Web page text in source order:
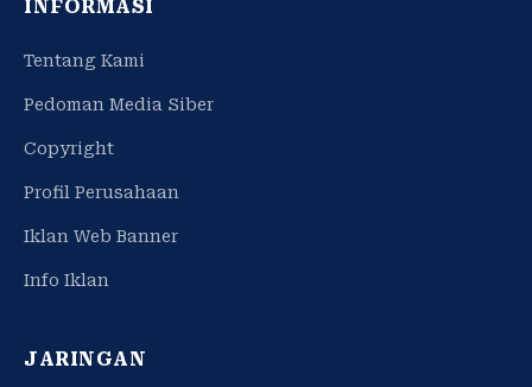
INFORMASI
Tentang Kami
Pedoman Media Siber
Copyright
Profil Perusahaan
Iklan Web Banner
Info Iklan
JARINGAN